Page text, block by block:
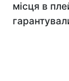
місця в